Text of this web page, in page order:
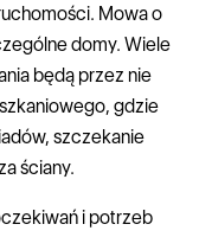
Mowa o
domy. Wiele
będą przez nie
gdzie
szczekanie
ściany.
i potrzeb